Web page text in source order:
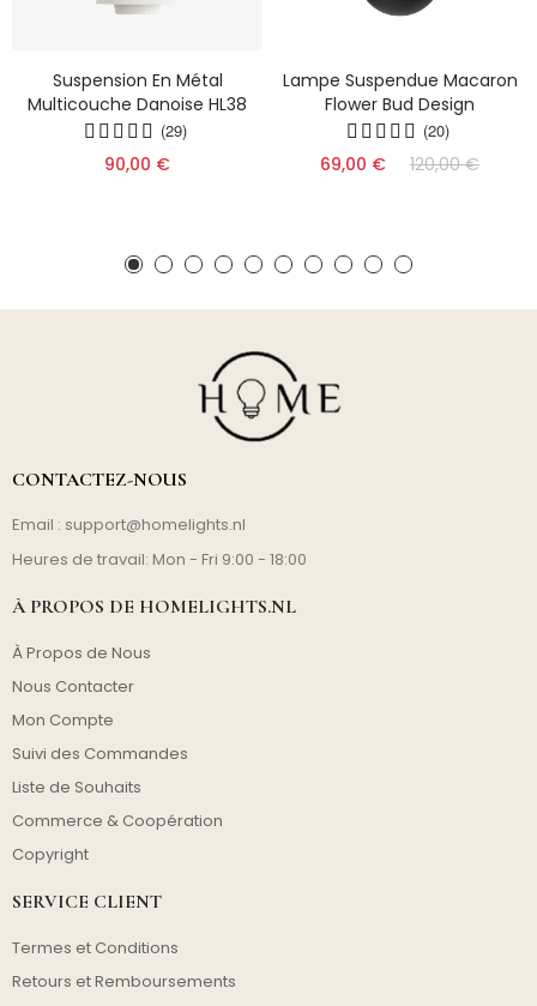
Suspension En Métal
Multicouche Danoise HL38
(29)
90,00 €
Lampe Suspendue Macaron
Flower Bud Design
(20)
69,00 € 120,00 €
CONTACTEZ-NOUS
Email : support@homelights.nl
Heures de travail: Mon - Fri 9:00 - 18:00
À PROPOS DE HOMELIGHTS.NL
À Propos de Nous
Nous Contacter
Mon Compte
Suivi des Commandes
Liste de Souhaits
Commerce & Coopération
Copyright
SERVICE CLIENT
Termes et Conditions
Retours et Remboursements